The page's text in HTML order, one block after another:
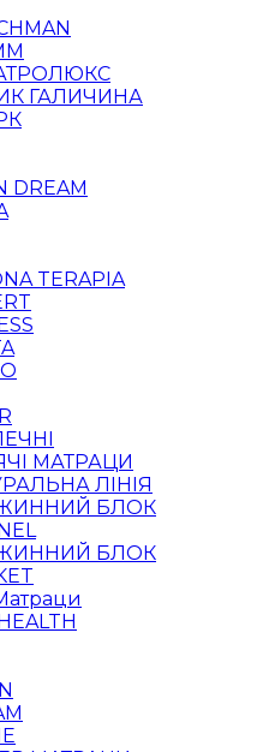
ГАЛИЧИНА
DREAM
TERAPIA
МАТРАЦИ
ЛІНІЯ
БЛОК
БЛОК